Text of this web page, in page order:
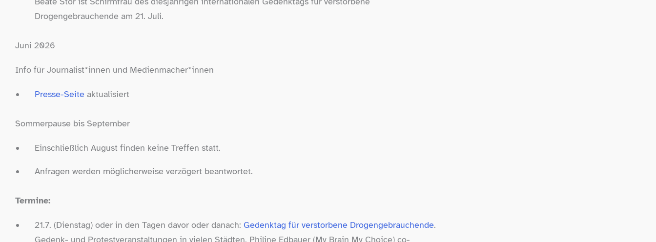
Drogengebrauchende am 21. Juli.
Juni 2026
Info für Journalist*innen und Medienmacher*innen
Presse-​Seite aktualisiert
Sommerpause bis September
Einschließlich August finden keine Treffen statt.
Anfragen werden möglicherweise verzögert beantwortet.
Termine:
21.7. (Dienstag) oder in den Tagen davor oder danach: Gedenktag für verstorbene Drogengebrauchende.
Gedenk- und Protestveranstaltungen in vielen Städten, Philine Edbauer (My Brain My Choice) co-​